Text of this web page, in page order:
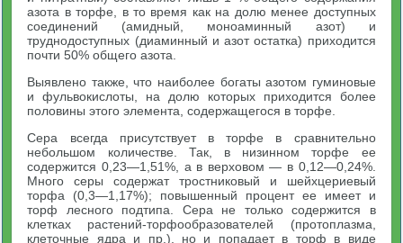
азота в торфе, в то время как на долю менее доступных
соединений (амидный, моноаминный азот) и
труднодоступных (диаминный и азот остатка) приходится
почти 50% общего азота.
Выявлено также, что наиболее богаты азотом гуминовые
и фульвокислоты, на долю которых приходится более
половины этого элемента, содержащегося в торфе.
Сера всегда присутствует в торфе в сравнительно
небольшом количестве. Так, в низинном торфе ее
содержится 0,23—1,51%, а в верховом — в 0,12—0,24%.
Много серы содержат тростниковый и шейхцериевый
торфа (0,3—1,17%); повышенный процент ее имеет и
торф лесного подтипа. Сера не только содержится в
клетках растений-торфообразователей (протоплазма,
клеточные ядра и пр.), но и попадает в торф в виде